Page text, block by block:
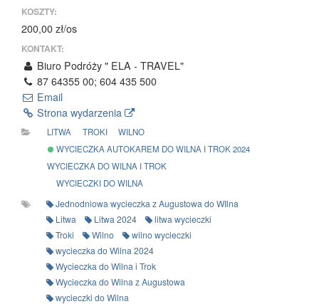
KOSZTY:
200,00 zł/os
KONTAKT:
Biuro Podróży " ELA - TRAVEL"
87 64355 00; 604 435 500
Email
Strona wydarzenia
LITWA TROKI
WILNO
WYCIECZKA AUTOKAREM DO WILNA I TROK 2024
WYCIECZKA DO WILNA I TROK
WYCIECZKI DO WILNA
Jednodniowa wycieczka z Augustowa do WIlna
Litwa
Litwa 2024
litwa wycieczki
Troki
Wilno
wilno wycieczki
wycieczka do Wilna 2024
Wycieczka do Wilna i Trok
Wycieczka do Wilna z Augustowa
wycieczki do Wilna